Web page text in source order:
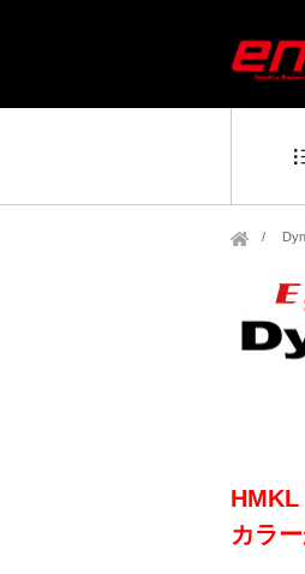
HMKL
カラ